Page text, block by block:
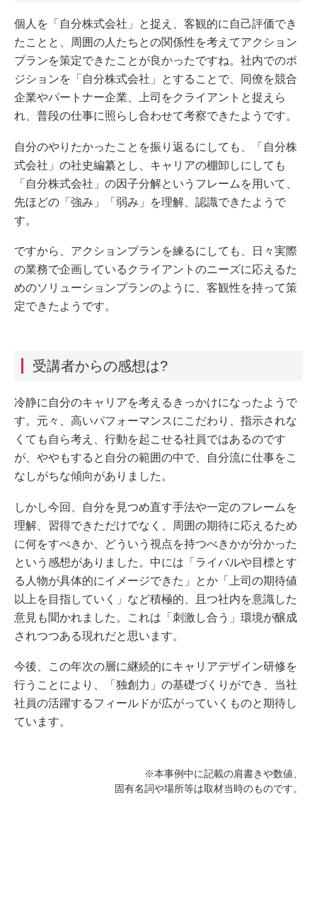
個人を「自分株式会社」と捉え、客観的に自己評価でき
たことと、周囲の人たちとの関係性を考えてアクション
プランを策定できたことが良かったですね。社内でのポ
ジションを「自分株式会社」とすることで、同僚を競合
企業やパートナー企業、上司をクライアントと捉えら
れ、普段の仕事に照らし合わせて考察できたようです。
自分のやりたかったことを振り返るにしても、「自分株
式会社」の社史編纂とし、キャリアの棚卸しにしても
「自分株式会社」の因子分解というフレームを用いて、
先ほどの「強み」「弱み」を理解、認識できたようで
す。
ですから、アクションプランを練るにしても、日々実際
の業務で企画しているクライアントのニーズに応えるた
めのソリューションプランのように、客観性を持って策
定できたようです。
受講者からの感想は?
冷静に自分のキャリアを考えるきっかけになったようで
す。元々、高いパフォーマンスにこだわり、指示されな
くても自ら考え、行動を起こせる社員ではあるのです
が、ややもすると自分の範囲の中で、自分流に仕事をこ
なしがちな傾向がありました。
しかし今回、自分を見つめ直す手法や一定のフレームを
理解、習得できただけでなく、周囲の期待に応えるため
に何をすべきか、どういう視点を持つべきかが分かった
という感想がありました。中には「ライバルや目標とす
る人物が具体的にイメージできた」とか「上司の期待値
以上を目指していく」など積極的、且つ社内を意識した
意見も聞かれました。これは「刺激し合う」環境が醸成
されつつある現れだと思います。
今後、この年次の層に継続的にキャリアデザイン研修を
行うことにより、「独創力」の基礎づくりができ、当社
社員の活躍するフィールドが広がっていくものと期待し
ています。
※本事例中に記載の肩書きや数値、
固有名詞や場所等は取材当時のものです。